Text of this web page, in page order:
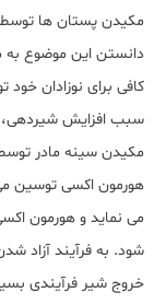
مکیدن پستان ها
دانستن این موضوع به
کافی برای نوزادان خود
سبب افزایش شیردهی،
مکیدن سینه مادر توسط
هورمون اکسی توسین
می نماید و هورمون
شود. به فرآیند آزاد
خروج شیر فرآیندی